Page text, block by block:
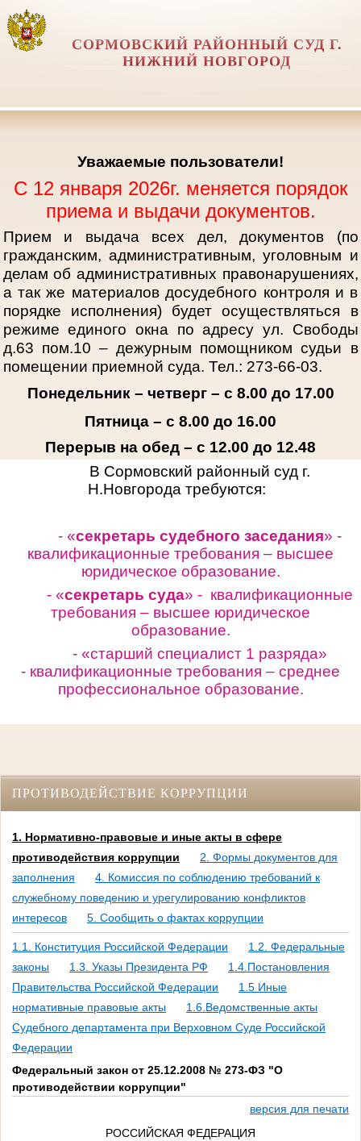
СОРМОВСКИЙ РАЙОННЫЙ СУД Г.
НИЖНИЙ НОВГОРОД
Уважаемые пользователи!
С 12 января 2026г. меняется порядок
приема и выдачи документов.
Прием и выдача всех дел, документов (по
гражданским, административным, уголовным и
делам об административных правонарушениях,
а так же материалов досудебного контроля и в
порядке исполнения) будет осуществляться в
режиме единого окна по адресу ул. Свободы
д.63 пом.10 – дежурным помощником судьи в
помещении приемной суда. Тел.: 273-66-03.
Понедельник – четверг – с 8.00 до 17.00
Пятница – с 8.00 до 16.00
Перерыв на обед – с 12.00 до 12.48
В Сормовский районный суд г.
Н.Новгорода требуются:
- «секретарь судебного заседания» -
квалификационные требования – высшее
юридическое образование.
- «секретарь суда» - квалификационные
требования – высшее юридическое
образование.
- «старший специалист 1 разряда»
- квалификационные требования – среднее
профессиональное образование.
ПРОТИВОДЕЙСТВИЕ КОРРУПЦИИ
1. Нормативно-правовые и иные акты в сфере
противодействия коррупции
2. Формы документов для
заполнения
4. Комиссия по соблюдению требований к
служебному поведению и урегулированию конфликтов
интересов
5. Сообщить о фактах коррупции
1.1. Конституция Российской Федерации
1.2. Федеральные
законы
1.3. Указы Президента РФ
1.4.Постановления
Правительства Российской Федерации
1.5 Иные
нормативные правовые акты
1.6.Ведомственные акты
Судебного департамента при Верховном Суде Российской
Федерации
Федеральный закон от 25.12.2008 № 273-ФЗ "О
противодействии коррупции"
версия для печати
РОССИЙСКАЯ ФЕДЕРАЦИЯ